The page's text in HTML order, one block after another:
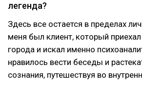
легенда?
Здесь все остается в пределах
меня был клиент, который приехал
города и искал именно
нравилось вести беседы и
сознания, путешествуя во